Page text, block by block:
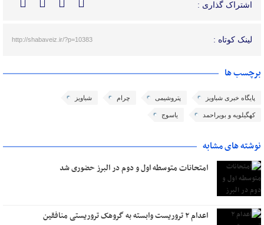
اشتراک گذاری :
لینک کوتاه : http://shabaveiz.ir/?p=10383
برچسب ها
پایگاه خبری شباویز پتروشیمی چرام شباویز
کهگیلویه و بویراحمد یاسوج
نوشته های مشابه
امتحانات متوسطه اول و دوم در البرز حضوری شد
اعدام ۲ تروریست وابسته به گروهک تروریستی منافقین